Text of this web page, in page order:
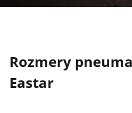
Rozmery
Eastar